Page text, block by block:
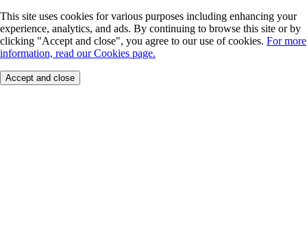
This site uses cookies for various purposes including enhancing your
experience, analytics, and ads. By continuing to browse this site or by
clicking "Accept and close", you agree to our use of cookies. For more
information, read our Cookies page.
Accept and close